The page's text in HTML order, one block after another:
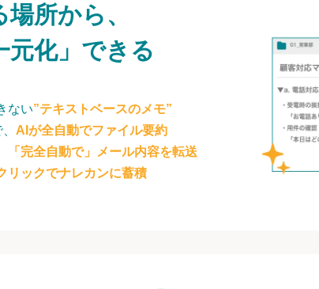
所から、
元化」できる
ない”テキストベースのメモ”
AIが全自動でファイル要約
「完全自動で」メール内容を転送
リックでナレカンに蓄積